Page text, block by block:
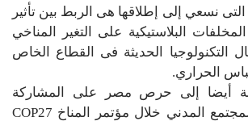
نسعي إلى إطلاقها هى الربط بين تأثير
البلاستيكية على التغير المناخي
التكنولوجيا الحديثة فى القطاع الخاص
الحراري.
أيضا إلى حرص مصر على المشاركة
الفعالة للشباب والمجتمع المدني خلال مؤتمر المناخ COP27